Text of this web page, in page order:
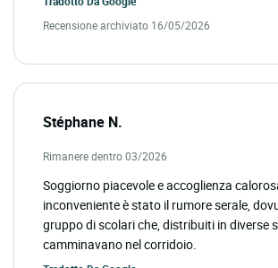
Recensione archiviato 16/05/2026
Stéphane N.
Rimanere dentro 03/2026
Soggiorno piacevole e accoglienza
inconveniente è stato il rumore serale,
gruppo di scolari che, distribuiti in diverse
camminavano nel corridoio.